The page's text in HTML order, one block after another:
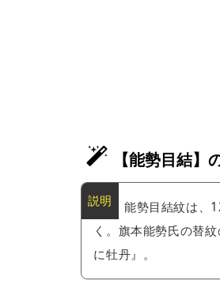
【能勢目結】
能勢目結紋は、
く。旗本能勢氏の替
に牡丹』。